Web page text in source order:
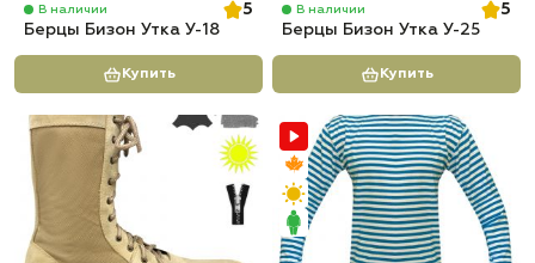
В наличии
5
Берцы Бизон Утка У-18
Купить
В наличии
5
Берцы Бизон Утка У-25
Купить